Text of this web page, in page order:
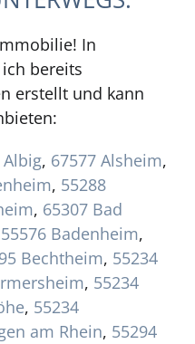
In
bereits
erstellt und kann
Albig, 67577 Alsheim,
, 55288
, 65307 Bad
55576 Badenheim,
Bechtheim, 55234
, 55234
, 55234
am Rhein, 55294